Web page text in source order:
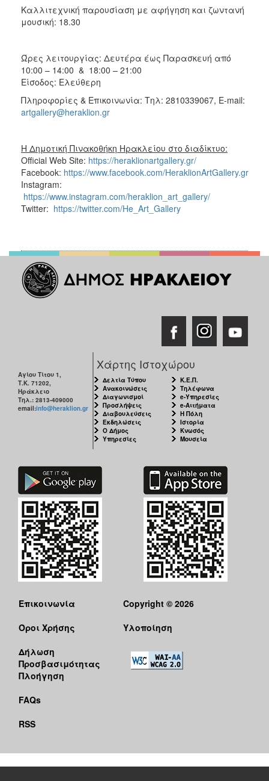
Καλλιτεχνική παρουσίαση με αφήγηση και ζωντανή
μουσική: 18.30
Ώρες λειτουργίας: Δευτέρα έως Παρασκευή από
10:00 – 14:00 & 18:00 – 21:00
Είσοδος: Ελεύθερη
Πληροφορίες & Επικοινωνία: Τηλ: 2810339067, E-mail:
artgallery@heraklion.gr
Η Δημοτική Πινακοθήκη Ηρακλείου στο διαδίκτυο:
Official Web Site: https://heraklionartgallery.gr/
Facebook: https://www.facebook.com/HeraklionArtGallery.gr
Instagram:
https://www.instagram.com/heraklion_art_gallery/
Twitter: https://twitter.com/He_Art_Gallery
Αγίου Τίτου 1,
Τ.Κ. 71202,
Ηράκλειο
Τηλ.: 2813-409000
email:info@heraklion.gr
Χάρτης Ιστοχώρου
Δελτία Τύπου
Ανακοινώσεις
Διαγωνισμοί
Προσλήψεις
Διαβουλεύσεις
Εκδηλώσεις
Ο Δήμος
Υπηρεσίες
Κ.Ε.Π.
Τηλέφωνα
e-Υπηρεσίες
e-Αιτήματα
Η Πόλη
Ιστορία
Κνωσός
Μουσεία
Επικοινωνία
Όροι Χρήσης
Δήλωση
Προσβασιμότητας
Πλοήγηση
FAQs
RSS
Copyright © 2026
Υλοποίηση